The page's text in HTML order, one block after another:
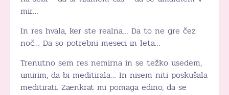
mir…
In res hvala, ker ste realna… Da to ne gre čez
noč… Da so potrebni meseci in leta…
Trenutno sem res nemirna in se težko usedem,
umirim, da bi meditirala… In nisem niti poskušala
meditirati. Zaenkrat mi pomaga edino, da se